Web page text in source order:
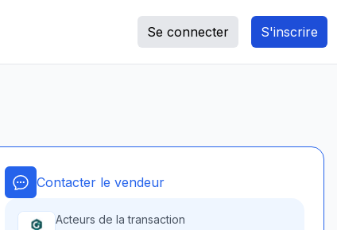
Se connecter S'inscrire
Contacter le vendeur
Acteurs de la transaction